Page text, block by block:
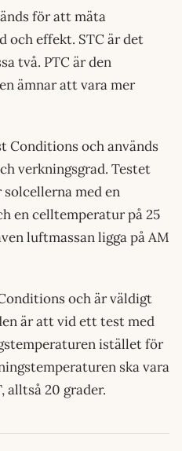
för att mäta
och effekt. STC är det
två. PTC är den
ämnar att vara mer
Conditions och används
verkningsgrad. Testet
med en
en celltemperatur på 25
luftmassan ligga på AM
och är väldigt
är att vid ett test med
istället för
ska vara
alltså 20 grader.